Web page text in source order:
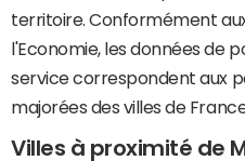
territoire. Conformément
l'Economie, les données de
service correspondent aux
majorées des villes de
Villes à proximité de